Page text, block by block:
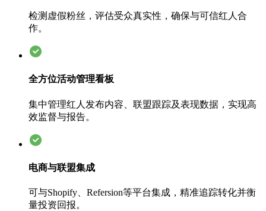
检测虚假粉丝，评估受众真实性，确保与可信红人合
作。
全方位活动管理看板
集中管理红人发布内容、联盟跟踪及表现数据，实现高
效监督与报告。
电商与联盟集成
可与Shopify、Refersion等平台集成，精准追踪转化并衡
量投资回报。